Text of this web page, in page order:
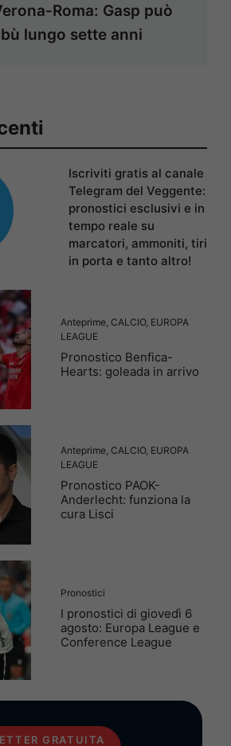
Roma: Gasp può
lungo sette anni
Iscriviti gratis al canale
Telegram del Veggente:
pronostici esclusivi e in
tempo reale su
marcatori, ammoniti, tiri
in porta e tanto altro!
Anteprime, CALCIO, EUROPA
LEAGUE
Pronostico Benfica-
Hearts: goleada in arrivo
Anteprime, CALCIO, EUROPA
LEAGUE
Pronostico PAOK-
Anderlecht: funziona la
cura Lisci
Pronostici
I pronostici di giovedì 6
agosto: Europa League e
Conference League
GRATUITA